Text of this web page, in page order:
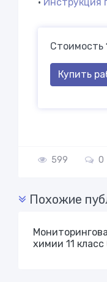
Стоимость
Купить
599 0
Похожие
химии 11